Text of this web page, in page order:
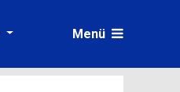
Menü